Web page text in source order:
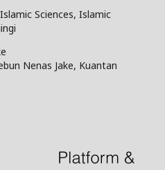
Sciences, Islamic
Nenas Jake, Kuantan